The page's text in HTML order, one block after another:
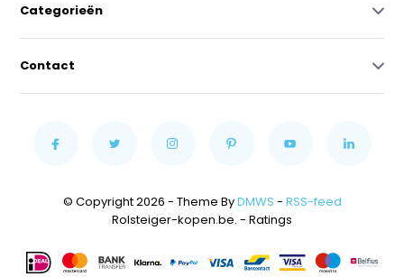
Categorieën
Contact
© Copyright 2026 - Theme ByDMWS - RSS-feed
Rolsteiger-kopen.be. - Ratings